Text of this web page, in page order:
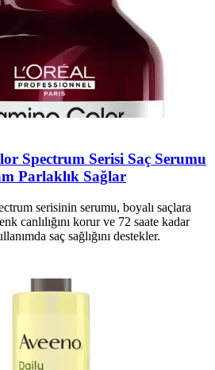
Spectrum Serisi Saç Serumu
Parlaklık Sağlar
serisinin serumu, boyalı saçlara
canlılığını korur ve 72 saate kadar
saç sağlığını destekler.